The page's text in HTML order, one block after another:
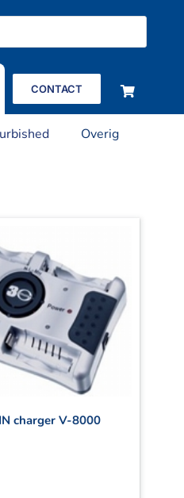
CONTACT
Overig
charger V-8000